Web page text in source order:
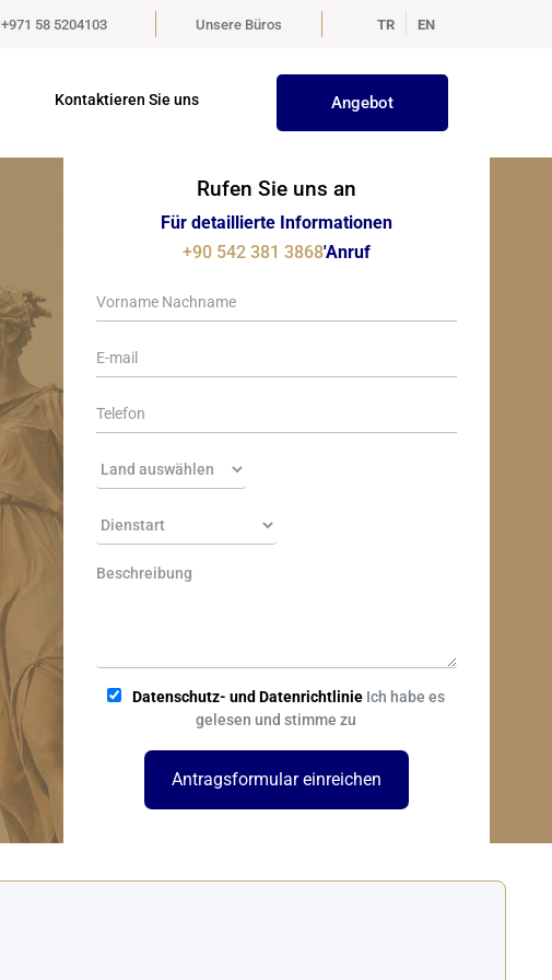
+971 58 5204103 Unsere Büros TR EN
Kontaktieren Sie uns Angebot
Rufen Sie uns an
Für detaillierte Informationen
+90 542 381 3868'Anruf
Datenschutz- und Datenrichtlinie Ich habe es
gelesen und stimme zu
Antragsformular einreichen